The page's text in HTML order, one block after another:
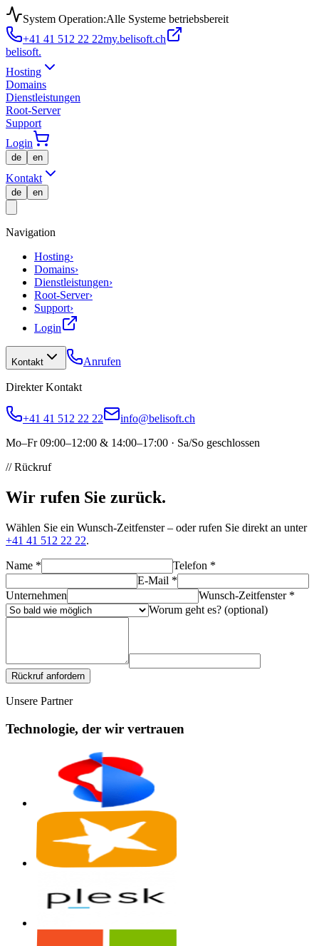
System Operation:Alle Systeme betriebsbereit
+41 41 512 22 22my.belisoft.ch
belisoft.
Hosting
Domains
Dienstleistungen
Root-Server
Support
Login
de en
Kontakt
de en
Navigation
Hosting›
Domains›
Dienstleistungen›
Root-Server›
Support›
Login
Kontakt Anrufen
Direkter Kontakt
+41 41 512 22 22
info@belisoft.ch
Mo–Fr 09:00–12:00 & 14:00–17:00 · Sa/So geschlossen
// Rückruf
Wir rufen Sie zurück.
Wählen Sie ein Wunsch-Zeitfenster – oder rufen Sie direkt an unter
+41 41 512 22 22.
Name * Telefon *
E-Mail *
Unternehmen
Wunsch-Zeitfenster *
Worum geht es? (optional)
Rückruf anfordern
Unsere Partner
Technologie, der wir vertrauen